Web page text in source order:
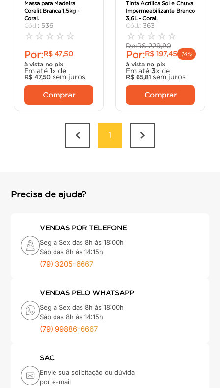
Massa para Madeira
Coralit Branca 1,5kg -
Coral.
: 536
☆ ☆ ☆ ☆ ☆
Por:R$ 47,50
à vista no pix
Em até 1x de
R$ 47,50 sem juros
Comprar
Tinta Acrílica Sol e Chuva
Impermeabilizante Branco
3,6L - Coral.
: 363
☆ ☆ ☆ ☆ ☆
De:R$ 229,90
Por:R$ 197,45
14%
à vista no pix
Em até 3x de
R$ 65,81 sem juros
Comprar
1
Precisa de ajuda?
VENDAS POR TELEFONE
Seg à Sex das 8h às 18:00h
Sáb das 8h às 14:15h
(79) 3205-6667
VENDAS PELO WHATSAPP
Seg à Sex das 8h às 18:00h
Sáb das 8h às 14:15h
(79) 99886-6667
SAC
Envie sua solicitação ou dúvida
por e-mail
porta
º argamassa
cadeira
º cimento